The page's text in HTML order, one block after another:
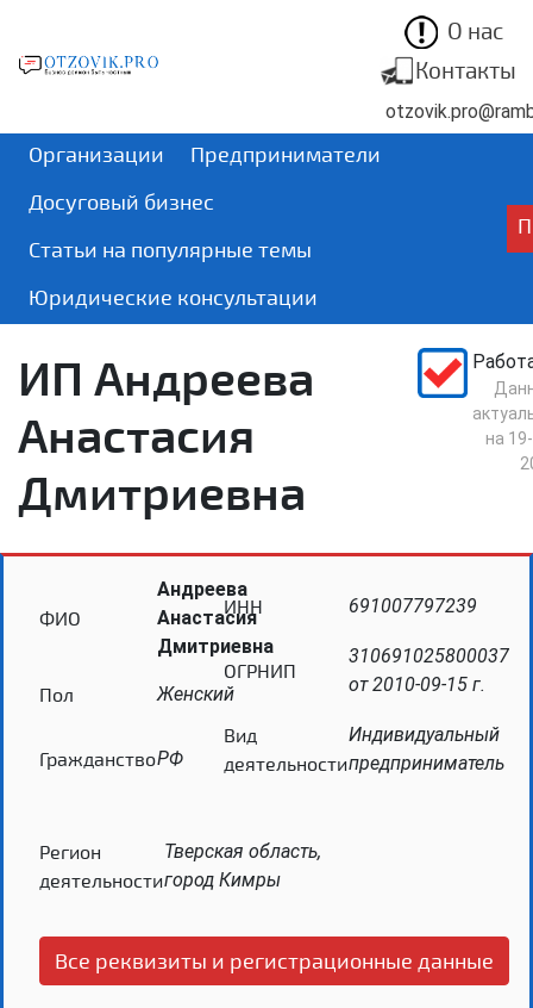
О нас
Контакты
Организации
Предприниматели
Досуговый бизнес
Статьи на популярные темы
Юридические консультации
ИП Андреева
Анастасия
Дмитриевна
на
ФИО
Андреева
Анастасия
Дмитриевна
Пол Женский
ГражданствоРФ
ИНН 691007797239
ОГРНИП
310691025800037
от 2010-09-15 г.
Вид
деятельности
Индивидуальный
предприниматель
Регион
деятельности
Тверская область,
город Кимры
Все реквизиты и регистрационные данные